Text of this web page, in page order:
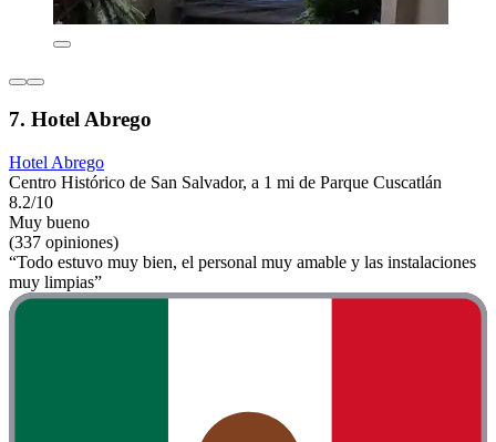
7. Hotel Abrego
Hotel Abrego
Centro Histórico de San Salvador, a 1 mi de Parque Cuscatlán
8.2/10
Muy bueno
(337 opiniones)
“Todo estuvo muy bien, el personal muy amable y las instalaciones
muy limpias”